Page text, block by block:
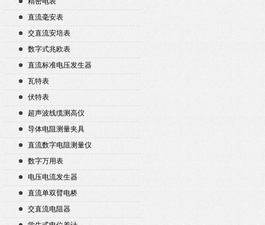
直流毫安表
交直流安培表
数字式兆欧表
直流标准电压发生器
瓦特表
伏特表
超声波线缆测高仪
导体电阻测量夹具
直流数字电阻测量仪
数字万用表
电压电流发生器
直流单双臂电桥
交直流电阻器